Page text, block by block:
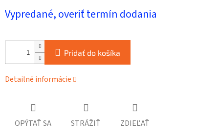
cena:
Vypredané, overiť termín dodania
Pridať do košíka
Detailné informácie
OPÝTAŤ SA STRÁŽIŤ ZDIEĽAŤ